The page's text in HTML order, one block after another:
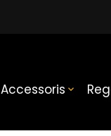
Accessoris 